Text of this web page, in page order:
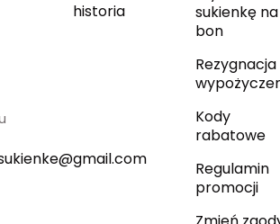
historia
sukienkę na
bon
Rezygnacja
Kody
rabatowe
Regulamin
promocji